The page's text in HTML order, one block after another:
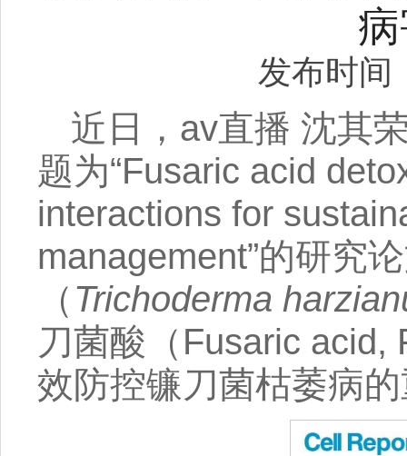
发布时间
近日，av直播 沈其
题为“Fusaric acid
interactions for
management”的研究
（Trichoderma
刀菌酸（Fusaric
效防控镰刀菌枯萎病